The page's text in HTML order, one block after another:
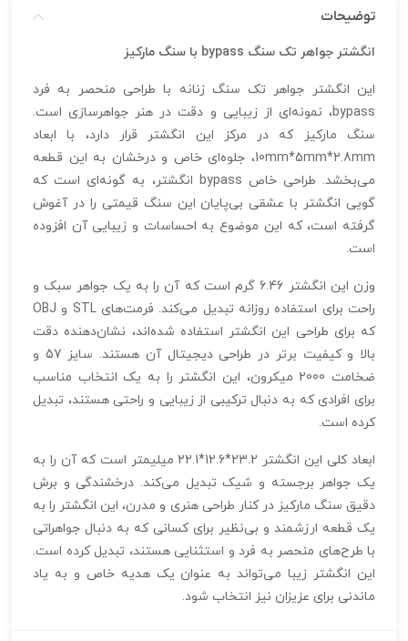
توضیحات
انگشتر جواهر تک سنگ bypass با سنگ مارکیز
این انگشتر جواهر تک سنگ زنانه با طراحی منحصر به فرد
bypass، نمونه‌ای از زیبایی و دقت در هنر جواهرسازی است.
سنگ مارکیز که در مرکز این انگشتر قرار دارد، با ابعاد
10mm*5mm*2.8mm، جلوه‌ای خاص و درخشان به این قطعه
می‌بخشد. طراحی خاص bypass انگشتر، به گونه‌ای است که
گویی انگشتر با عشقی بی‌پایان این سنگ قیمتی را در آغوش
گرفته است، که این موضوع به احساسات و زیبایی آن افزوده
است.
وزن این انگشتر 6.46 گرم است که آن را به یک جواهر سبک و
راحت برای استفاده روزانه تبدیل می‌کند. فرمت‌های STL و OBJ
که برای طراحی این انگشتر استفاده شده‌اند، نشان‌دهنده دقت
بالا و کیفیت برتر در طراحی دیجیتال آن هستند. سایز 57 و
ضخامت 2000 میکرون، این انگشتر را به یک انتخاب مناسب
برای افرادی که به دنبال ترکیبی از زیبایی و راحتی هستند، تبدیل
کرده است.
ابعاد کلی این انگشتر 23.2*12.6*22.1 میلیمتر است که آن را به
یک جواهر برجسته و شیک تبدیل می‌کند. درخشندگی و برش
دقیق سنگ مارکیز در کنار طراحی هنری و مدرن، این انگشتر را به
یک قطعه ارزشمند و بی‌نظیر برای کسانی که به دنبال جواهراتی
با طرح‌های منحصر به فرد و استثنایی هستند، تبدیل کرده است.
این انگشتر زیبا می‌تواند به عنوان یک هدیه خاص و به یاد
ماندنی برای عزیزان نیز انتخاب شود.